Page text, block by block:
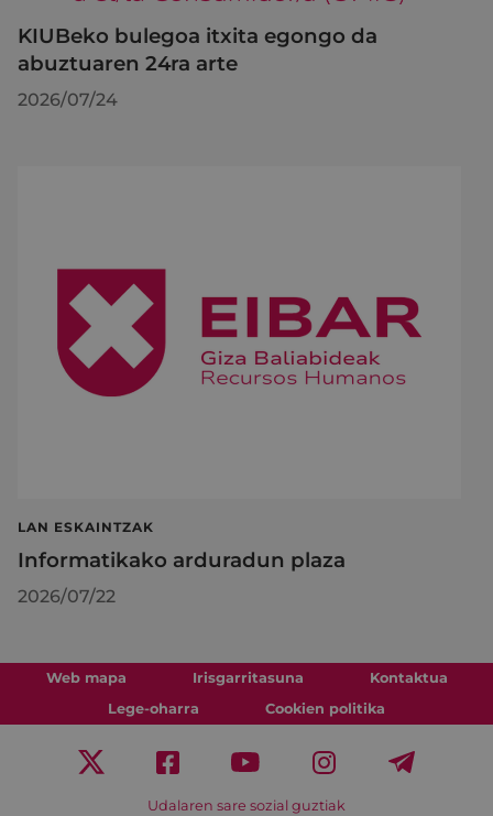
KIUBeko bulegoa itxita egongo da
abuztuaren 24ra arte
2026/07/24
LAN ESKAINTZAK
Informatikako arduradun plaza
2026/07/22
Web mapa Irisgarritasuna
Kontaktua
Lege-oharra
Cookien politika
Udalaren sare sozial guztiak